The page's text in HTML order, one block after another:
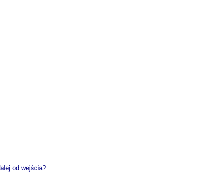
od wejścia?